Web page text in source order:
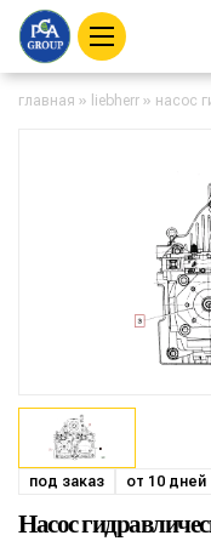
главная » liebherr » насос
под заказ от 10 дней
Насос